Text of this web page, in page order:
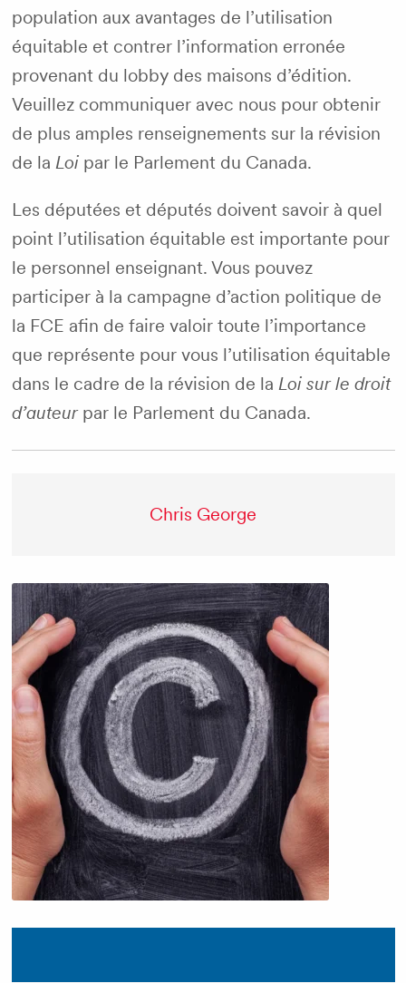
population aux avantages de l’utilisation
équitable et contrer l’information erronée
provenant du lobby des maisons d’édition.
Veuillez communiquer avec nous pour obtenir
de plus amples renseignements sur la révision
de la Loipar le Parlement du Canada.
Les députées et députés doivent savoir à quel
point l’utilisation équitable est importante pour
le personnel enseignant. Vous pouvez
participer à la campagne d’action politique de
la FCE afin de faire valoir toute l’importance
que représente pour vous l’utilisation équitable
dans le cadre de la révision de la Loi sur le droit
d’auteurpar le Parlement du Canada.
Chris George